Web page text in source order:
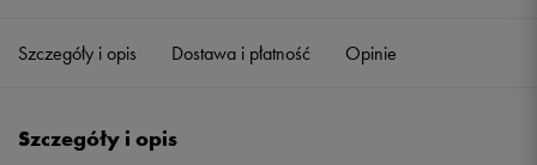
L Powiadom o dostępności
Szczegóły i opis Dostawa i płatność Opinie
Szczegóły i opis